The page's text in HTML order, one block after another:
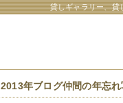
貸しギャラリー、貸
2013年ブログ仲間の年忘